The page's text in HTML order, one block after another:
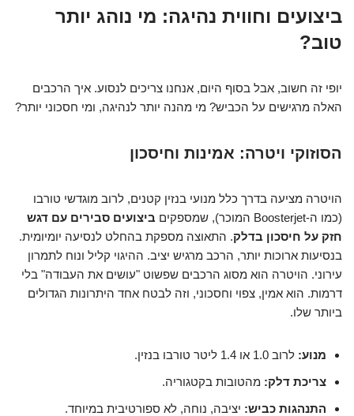
ביצועים וחווית נהיגה: מי נוהג יותר
טוב?
יופי זה חשוב, אבל בסוף היום, אנחנו צריכים לנסוע. איך הרכבים
האלה מרגישים על הכביש? מי מהנה יותר לנהיגה, ומי חסכוני יותר?
הסוזוקי ויטרה: אמינות וחיסכון
הויטרה מציעה בדרך כלל מנועי בנזין קטנים, לרוב מוגדשי טורבו
(כמו ה-Boosterjet המוכר), שמספקים
ביצועים סבירים עם דגש
חזק על חיסכון בדלק. התאוצה מספקת בהחלט לנסיעה יומיומית.
בנסיעות ארוכות יותר, הרכב מרגיש יציב. ההיגוי קליל ונוח לתמרון
עירוני. הויטרה הוא מסוג הרכבים שפשוט "עושים את העבודה" בלי
דרמות. הוא אמין, צפוי וחסכוני, וזה לבטח אחד היתרונות הגדולים
ביותר שלו.
מנוע: לרוב 1.0 או 1.4 ליטר טורבו בנזין.
צריכת דלק: מהטובות בקטגוריה.
התנהגות כביש: יציבה, נוחה, לא ספורטיבית במיוחד.